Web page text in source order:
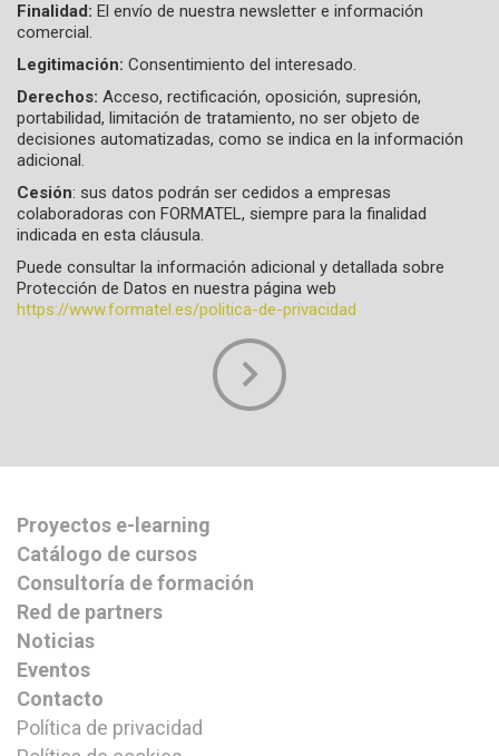
Finalidad: El envío de nuestra newsletter e información
comercial.
Legitimación: Consentimiento del interesado.
Derechos: Acceso, rectificación, oposición, supresión,
portabilidad, limitación de tratamiento, no ser objeto de
decisiones automatizadas, como se indica en la información
adicional.
Cesión: sus datos podrán ser cedidos a empresas
colaboradoras con FORMATEL, siempre para la finalidad
indicada en esta cláusula.
Puede consultar la información adicional y detallada sobre
Protección de Datos en nuestra página web
https://www.formatel.es/politica-de-privacidad
Proyectos e-learning
Catálogo de cursos
Consultoría de formación
Red de partners
Noticias
Eventos
Contacto
Política de privacidad